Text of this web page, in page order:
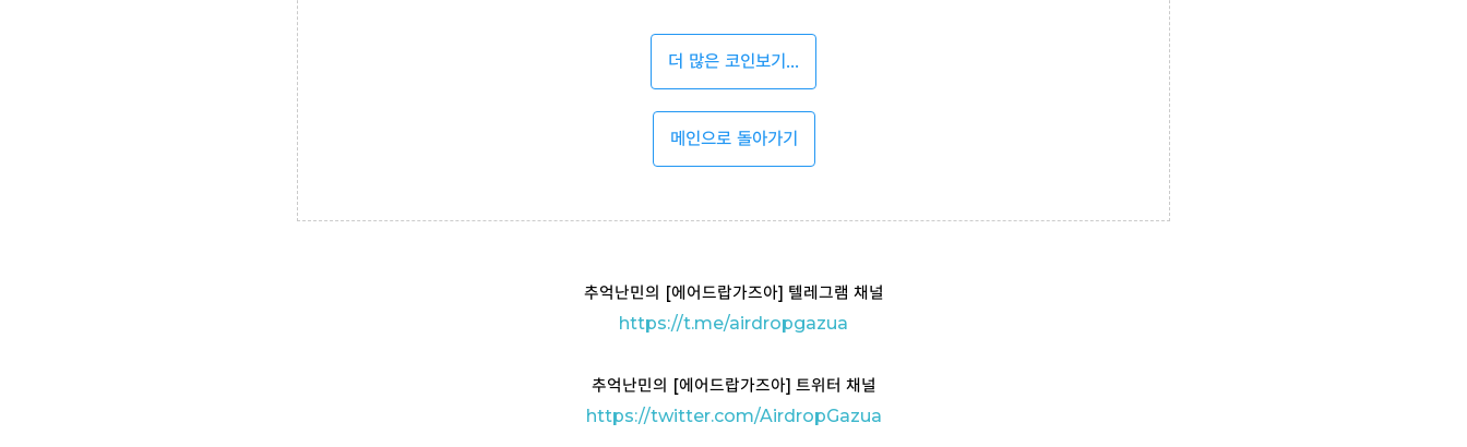
더 많은 코인보기...
메인으로 돌아가기
추억난민의 [에어드랍가즈아] 텔레그램 채널
https://t.me/airdropgazua
추억난민의 [에어드랍가즈아] 트위터 채널
https://twitter.com/AirdropGazua